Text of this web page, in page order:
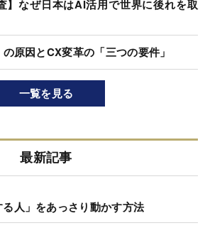
】なぜ日本はAI活用で世界に後れを取
原因とCX変革の「三つの要件」
一覧を見る
最新記事
人」をあっさり動かす方法